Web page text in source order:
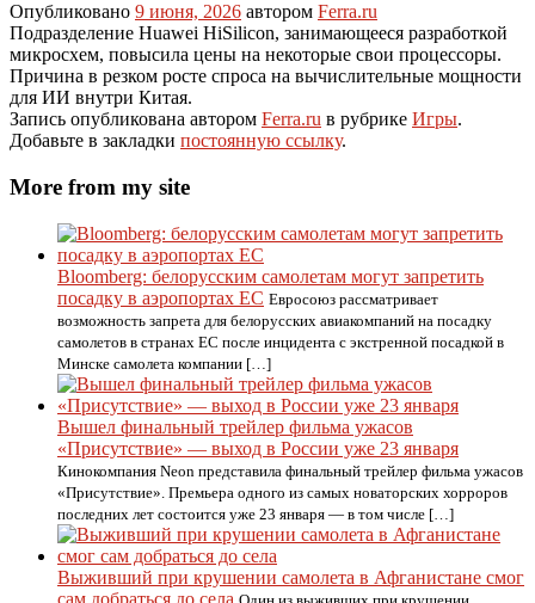
Опубликовано 9 июня, 2026 автором Ferra.ru
Подразделение Huawei HiSilicon, занимающееся разработкой
микросхем, повысила цены на некоторые свои процессоры.
Причина в резком росте спроса на вычислительные мощности
для ИИ внутри Китая.
Запись опубликована автором Ferra.ru в рубрике Игры.
Добавьте в закладки постоянную ссылку.
More from my site
Bloomberg: белорусским самолетам могут запретить
посадку в аэропортах ЕС Евросоюз рассматривает
возможность запрета для белорусских авиакомпаний на посадку
самолетов в странах ЕС после инцидента с экстренной посадкой в
Минске самолета компании […]
Вышел финальный трейлер фильма ужасов
«Присутствие» — выход в России уже 23 января
Кинокомпания Neon представила финальный трейлер фильма ужасов
«Присутствие». Премьера одного из самых новаторских хорроров
последних лет состоится уже 23 января — в том числе […]
Выживший при крушении самолета в Афганистане смог
сам добраться до села